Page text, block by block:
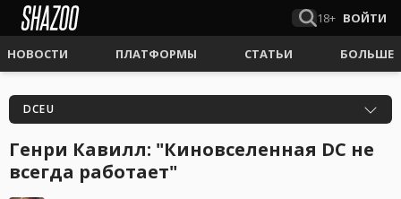
18+ ВОЙТИ
НОВОСТИ ПЛАТФОРМЫ СТАТЬИ БОЛЬШЕ
DCEU
Генри Кавилл: "Киновселенная DC не
всегда работает"